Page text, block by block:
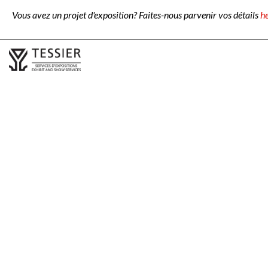
Vous avez un projet d'exposition? Faites-nous parvenir vos détails